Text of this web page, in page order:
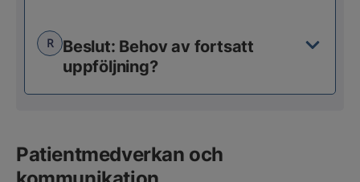
R
Beslut: Behov av fortsatt
uppföljning?
Patientmedverkan och